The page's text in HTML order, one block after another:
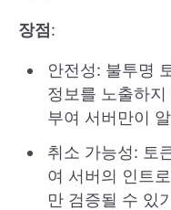
장점:
안전성: 불투명
정보를 노출하
부여 서버만이
취소 가능성: 토
여 서버의 인트
만 검증될 수 있